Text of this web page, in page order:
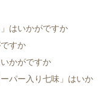
はいかがですか
すか
かがですか
パー入り七味」はいか